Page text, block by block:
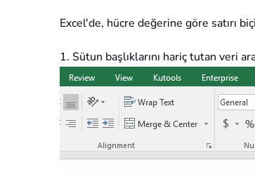
Excel'de, hücre değerine göre satırı
1. Sütun başlıklarını hariç tutan veri